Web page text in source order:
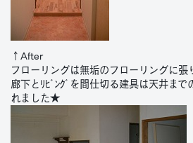
↑After
フローリングは無垢のフローリングに張
廊下とﾘﾋﾞﾝｸﾞを間仕切る建具は天井まで
れました★